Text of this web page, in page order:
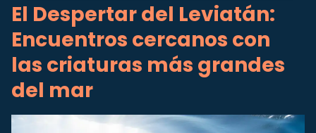
El Despertar del Leviatán:
Encuentros cercanos con
las criaturas más grandes
del mar